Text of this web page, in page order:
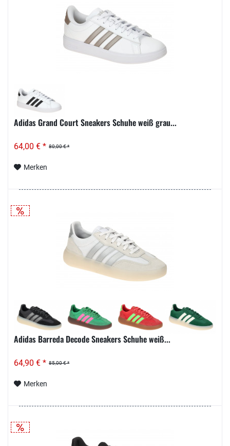
Adidas Grand Court Sneakers Schuhe weiß grau...
80,00 € *
64,00 € *
Merken
Adidas Barreda Decode Sneakers Schuhe weiß...
85,00 € *
64,90 € *
Merken